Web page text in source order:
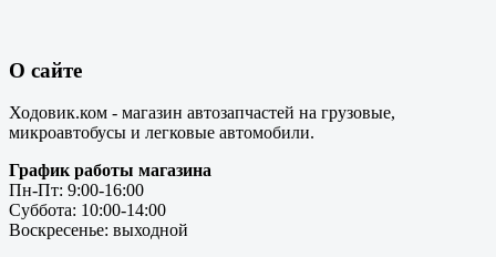
О сайте
Ходовик.ком - магазин автозапчастей на грузовые,
микроавтобусы и легковые автомобили.
График работы магазина
Пн-Пт: 9:00-16:00
Суббота: 10:00-14:00
Воскресенье: выходной